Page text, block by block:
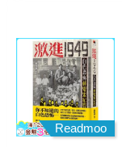
Readmoo